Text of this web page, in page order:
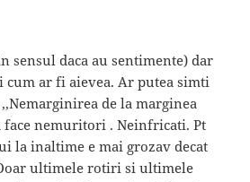
sensul daca au sentimente) dar
cum ar fi aievea. Ar putea simti
de la marginea
face nemuritori . Neinfricati. Pt
la inaltime e mai grozav decat
ultimele rotiri si ultimele